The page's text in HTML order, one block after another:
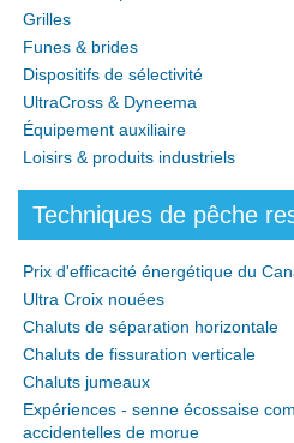
Grilles
Funes & brides
Dispositifs de sélectivité
UltraCross & Dyneema
Équipement auxiliaire
Loisirs & produits industriels
Techniques de pêche
Prix d'efficacité énergétique du
Ultra Croix nouées
Chaluts de séparation horizontale
Chaluts de fissuration verticale
Chaluts jumeaux
Expériences - senne écossaise
accidentelles de morue